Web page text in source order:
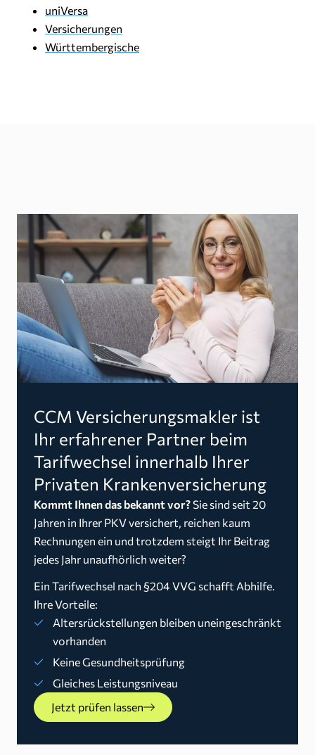
uniVersa
Versicherungen
Württembergische
CCM Versicherungsmakler ist
Ihr erfahrener Partner beim
Tarifwechsel innerhalb Ihrer
Privaten Krankenversicherung
Kommt Ihnen das bekannt vor? Sie sind seit 20
Jahren in Ihrer PKV versichert, reichen kaum
Rechnungen ein und trotzdem steigt Ihr Beitrag
jedes Jahr unaufhörlich weiter?
Ein Tarifwechsel nach §204 VVG schafft Abhilfe.
Ihre Vorteile:
Altersrückstellungen bleiben uneingeschränkt
vorhanden
Keine Gesundheitsprüfung
Gleiches Leistungsniveau
Jetzt prüfen lassen